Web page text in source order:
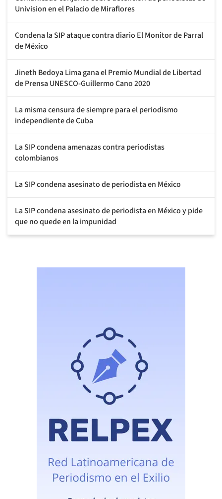
Univision en el Palacio de Miraflores
Condena la SIP ataque contra diario El Monitor de Parral
de México
Jineth Bedoya Lima gana el Premio Mundial de Libertad
de Prensa UNESCO-Guillermo Cano 2020
La misma censura de siempre para el periodismo
independiente de Cuba
La SIP condena amenazas contra periodistas
colombianos
La SIP condena asesinato de periodista en México
La SIP condena asesinato de periodista en México y pide
que no quede en la impunidad